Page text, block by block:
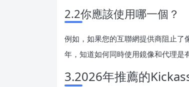
2.2你應該使用哪一個？
例如，如果您的互聯網提供商阻止了
年，知道如何同時使用鏡像和代理是
3.2026年推薦的